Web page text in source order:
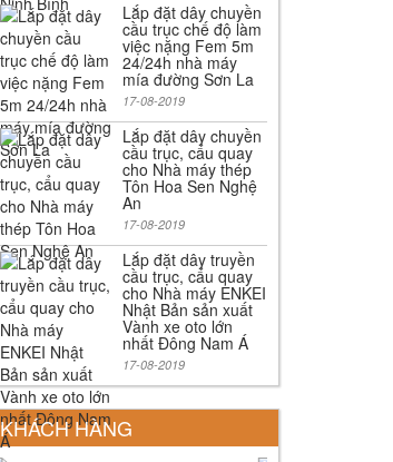
Lắp đặt dây chuyền
cầu trục chế độ làm
việc nặng Fem 5m
24/24h nhà máy
mía đường Sơn La
17-08-2019
Lắp đặt dây chuyền
cầu trục, cẩu quay
cho Nhà máy thép
Tôn Hoa Sen Nghệ
An
17-08-2019
Lắp đặt dây truyền
cầu trục, cẩu quay
cho Nhà máy ENKEI
Nhật Bản sản xuất
Vành xe oto lớn
nhất Đông Nam Á
17-08-2019
KHÁCH HÀNG